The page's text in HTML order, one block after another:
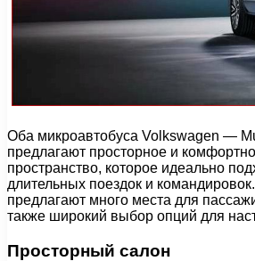
Оба микроавтобуса Volkswagen —
предлагают просторное и
пространство, которое идеально
длительных поездок и
предлагают много места для
также широкий выбор опций для
Просторный салон